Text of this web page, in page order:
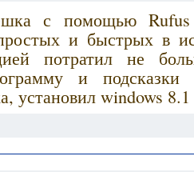
с помощью Rufus
и быстрых в
потратил не
и подсказки
установил windows